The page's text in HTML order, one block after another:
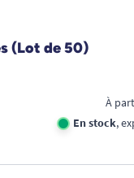
(Lot de 50)
À
En stock,